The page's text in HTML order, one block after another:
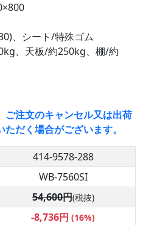
、シート/特殊ゴム
、天板/約250kg、棚/約
注文のキャンセル又は出荷
だく場合がございます。
414-9578-288
WB-7560SI
54,600円(税抜)
-8,736円 (16%)